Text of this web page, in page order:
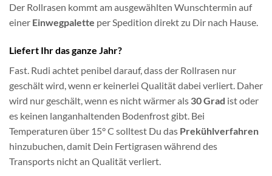
Der Rollrasen kommt am ausgewählten Wunschtermin auf
einer Einwegpalette per Spedition direkt zu Dir nach Hause.
Liefert Ihr das ganze Jahr?
Fast. Rudi achtet penibel darauf, dass der Rollrasen nur
geschält wird, wenn er keinerlei Qualität dabei verliert. Daher
wird nur geschält, wenn es nicht wärmer als 30 Grad ist oder
es keinen langanhaltenden Bodenfrost gibt. Bei
Temperaturen über 15° C solltest Du das Prekühlverfahren
hinzubuchen, damit Dein Fertigrasen während des
Transports nicht an Qualität verliert.